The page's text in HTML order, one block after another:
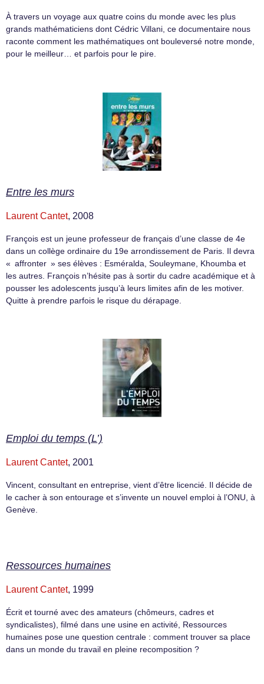
À travers un voyage aux quatre coins du monde avec les plus
grands mathématiciens dont Cédric Villani, ce documentaire nous
raconte comment les mathématiques ont bouleversé notre monde,
pour le meilleur… et parfois pour le pire.
Entre les murs
Laurent Cantet, 2008
François est un jeune professeur de français d’une classe de 4e
dans un collège ordinaire du 19e arrondissement de Paris. Il devra
« affronter » ses élèves : Esméralda, Souleymane, Khoumba et
les autres. François n’hésite pas à sortir du cadre académique et à
pousser les adolescents jusqu’à leurs limites afin de les motiver.
Quitte à prendre parfois le risque du dérapage.
Emploi du temps (L’)
Laurent Cantet, 2001
Vincent, consultant en entreprise, vient d’être licencié. Il décide de
le cacher à son entourage et s’invente un nouvel emploi à l’ONU, à
Genève.
Ressources humaines
Laurent Cantet, 1999
Écrit et tourné avec des amateurs (chômeurs, cadres et
syndicalistes), filmé dans une usine en activité, Ressources
humaines pose une question centrale : comment trouver sa place
dans un monde du travail en pleine recomposition ?